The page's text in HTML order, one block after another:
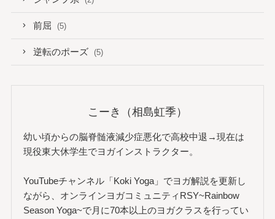
前屈 (5)
逆転のポーズ (5)
こーき（相島虹季）
幼い頃からの脳脊髄液減少症悪化で高校中退→現在は
現役東大休学生でヨガインストラクター。
YouTubeチャンネル「Koki Yoga」でヨガ解説を更新し
ながら、オンラインヨガコミュニティRSY~Rainbow
Season Yoga~で月に70本以上のヨガクラスを行ってい